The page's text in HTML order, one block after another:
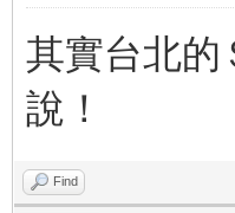
其實台北的
說！
Find